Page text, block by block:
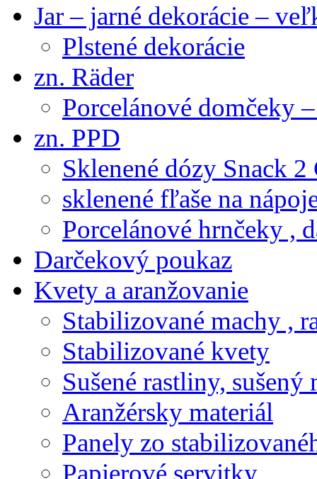
Jar – jarné dekorácie –
Plstené dekorácie
zn. Räder
Porcelánové domčeky
zn. PPD
Sklenené dózy Snack 2
sklenené fľaše na
Porcelánové hrnčeky ,
Darčekový poukaz
Kvety a aranžovanie
Stabilizované machy ,
Stabilizované kvety
Sušené rastliny,
Aranžérsky materiál
Panely zo
Papierové servitky